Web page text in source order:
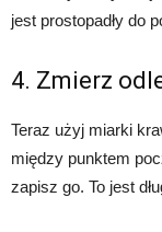
jest prostopadły do
4. Zmierz
Teraz użyj miarki
między punktem
zapisz go. To jest